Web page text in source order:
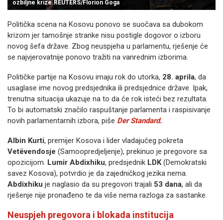
ozbiljne krize.REUTERS/Florion Goga
Politička scena na Kosovu ponovo se suočava sa dubokom
krizom jer tamošnje stranke nisu postigle dogovor o izboru
novog šefa države. Zbog neuspjeha u parlamentu, rješenje će
se najvjerovatnije ponovo tražiti na vanrednim izborima.
Političke partije na Kosovu imaju rok do utorka, 28. aprila, da
usaglase ime novog predsjednika ili predsjednice države. Ipak,
trenutna situacija ukazuje na to da će rok isteći bez rezultata.
To bi automatski značilo raspuštanje parlamenta i raspisivanje
novih parlamentarnih izbora, piše Der Standard.
Albin Kurti, premijer Kosova i lider vladajućeg pokreta
Vetëvendosje (Samoopredjeljenje), prekinuo je pregovore sa
opozicijom. Lumir Abdixhiku, predsjednik LDK(Demokratski
savez Kosova), potvrdio je da zajedničkog jezika nema.
Abdixhiku je naglasio da su pregovori trajali 53 dana, ali da
rješenje nije pronađeno te da više nema razloga za sastanke.
Neuspjeh pregovora i blokada institucija